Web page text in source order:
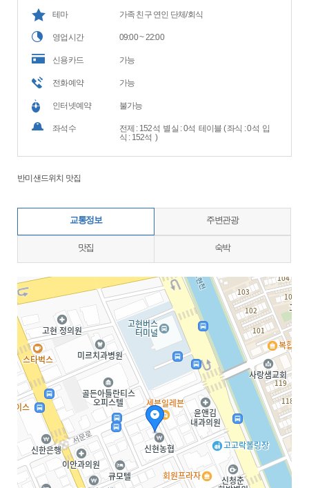
테마 가족 친구 연인 단체/회식
영업시간 09:00 ~ 22:00
신용카드 가능
전화예약 가능
인터넷예약 불가능
좌석수
전제 : 152석 별실 : 0석 테이블 ( 좌식 : 0석 입
식 : 152석 )
반미샌드위치 맛집
교통정보 주변관광
맛집 숙박
지도삽입 (가로100%)